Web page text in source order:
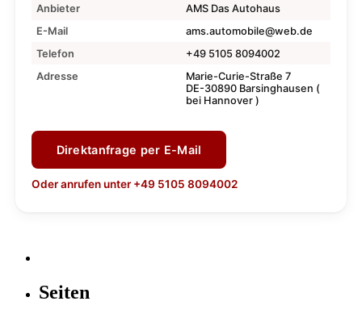
Anbieter
AMS Das Autohaus
E-Mail
ams.automobile@web.de
Telefon
+49 5105 8094002
Adresse
Marie-Curie-Straße 7
DE-30890 Barsinghausen (
bei Hannover )
Direktanfrage per E-Mail
Oder anrufen unter +49 5105 8094002
Seiten